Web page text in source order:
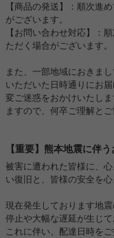
【商品の発送】：順次進
がございます。
【お問い合わせ対応】：
ただく場合がございます。
また、一部地域におきま
いただいた日時通りにお
変ご迷惑をおかけいたし
ますので、何卒ご理解と
【重要】熊本地震に伴
被害に遭われた皆様に、
い復旧と、皆様の安全を
現在発生しております地
停止や大幅な遅延が生じて
これに伴い、配達日時を